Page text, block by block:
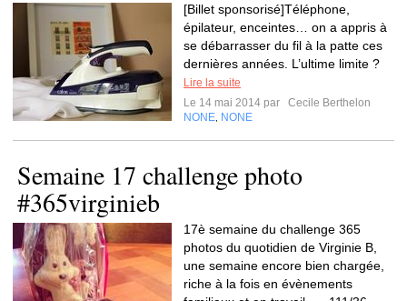
[Billet sponsorisé]Téléphone,
épilateur, enceintes… on a appris à
se débarrasser du fil à la patte ces
dernières années. L’ultime limite ?
Lire la suite
Le 14 mai 2014 par
Cecile Berthelon
NONE NONE
Semaine 17 challenge photo
#365virginieb
17è semaine du challenge 365
photos du quotidien de Virginie B,
une semaine encore bien chargée,
riche à la fois en évènements